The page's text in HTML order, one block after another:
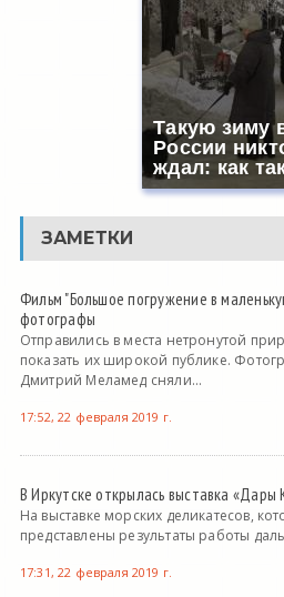
Такую зиму
России
ждал: как
ЗАМЕТКИ
Фильм "Большое погружение в
фотографы
Отправились в места нетронутой
показать их широкой публике.
Дмитрий Меламед сняли...
17:52, 22 февраля 2019 г.
В Иркутске открылась выставка «Дары
На выставке морских деликатесов,
представлены результаты работы
17:31, 22 февраля 2019 г.